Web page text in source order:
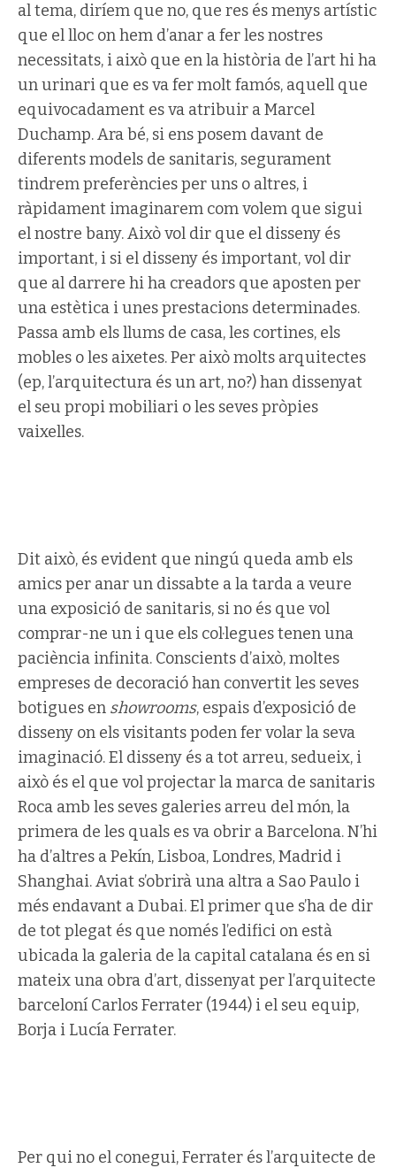
al tema, diríem que no, que res és menys artístic
que el lloc on hem d’anar a fer les nostres
necessitats, i això que en la història de l’art hi ha
un urinari que es va fer molt famós, aquell que
equivocadament es va atribuir a Marcel
Duchamp. Ara bé, si ens posem davant de
diferents models de sanitaris, segurament
tindrem preferències per uns o altres, i
ràpidament imaginarem com volem que sigui
el nostre bany. Això vol dir que el disseny és
important, i si el disseny és important, vol dir
que al darrere hi ha creadors que aposten per
una estètica i unes prestacions determinades.
Passa amb els llums de casa, les cortines, els
mobles o les aixetes. Per això molts arquitectes
(ep, l’arquitectura és un art, no?) han dissenyat
el seu propi mobiliari o les seves pròpies
vaixelles.
Dit això, és evident que ningú queda amb els
amics per anar un dissabte a la tarda a veure
una exposició de sanitaris, si no és que vol
comprar-ne un i que els col·legues tenen una
paciència infinita. Conscients d’això, moltes
empreses de decoració han convertit les seves
botigues en showrooms, espais d’exposició de
disseny on els visitants poden fer volar la seva
imaginació. El disseny és a tot arreu, sedueix, i
això és el que vol projectar la marca de sanitaris
Roca amb les seves galeries arreu del món, la
primera de les quals es va obrir a Barcelona. N’hi
ha d’altres a Pekín, Lisboa, Londres, Madrid i
Shanghai. Aviat s’obrirà una altra a Sao Paulo i
més endavant a Dubai. El primer que s’ha de dir
de tot plegat és que només l’edifici on està
ubicada la galeria de la capital catalana és en si
mateix una obra d’art, dissenyat per l’arquitecte
barceloní Carlos Ferrater (1944) i el seu equip,
Borja i Lucía Ferrater.
Per qui no el conegui, Ferrater és l’arquitecte de